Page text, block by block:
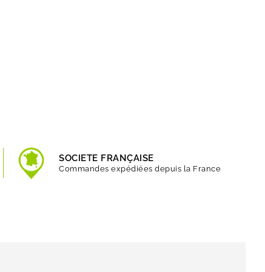
SOCIETE FRANÇAISE
Commandes expédiées depuis la France